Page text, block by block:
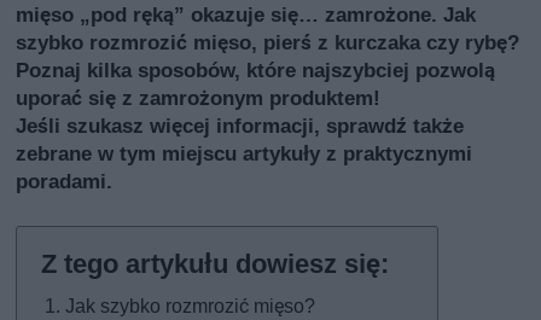
mięso „pod ręką” okazuje się… zamrożone. Jak
szybko rozmrozić mięso, pierś z kurczaka czy rybę?
Poznaj kilka sposobów, które najszybciej pozwolą
uporać się z zamrożonym produktem!
Jeśli szukasz więcej informacji, sprawdź także
zebrane w tym miejscu artykuły z praktycznymi
poradami.
Jak szybko rozmrozić mięso?